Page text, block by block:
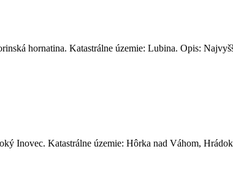
hornatina. Katastrálne územie: Lubina. Opis:
Inovec. Katastrálne územie: Hôrka nad Váhom,